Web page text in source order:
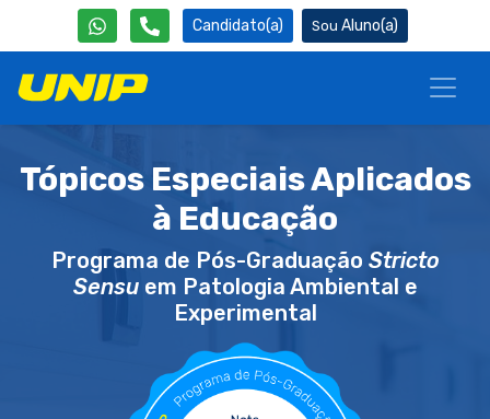
Candidato(a) Aluno(a)
Tópicos Especiais Aplicados
à Educação
Programa de Pós-Graduação Stricto
Sensuem Patologia Ambiental e
Experimental